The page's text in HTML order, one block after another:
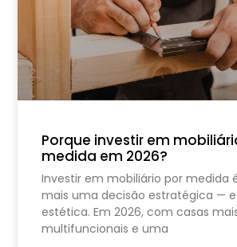
Porque investir em
medida em 2026?
Investir em mobiliário por medida
mais uma decisão estratégica —
estética. Em 2026, com casas
multifuncionais e uma